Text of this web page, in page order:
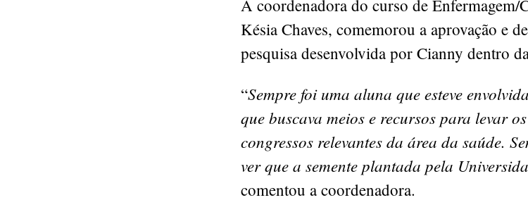
A coordenadora do curso de
Késia Chaves, comemorou a aprovação e
pesquisa desenvolvida por Cianny dentro
“Sempre foi uma aluna que esteve
que buscava meios e recursos para levar
congressos relevantes da área da saúde.
ver que a semente plantada pela
comentou a coordenadora.